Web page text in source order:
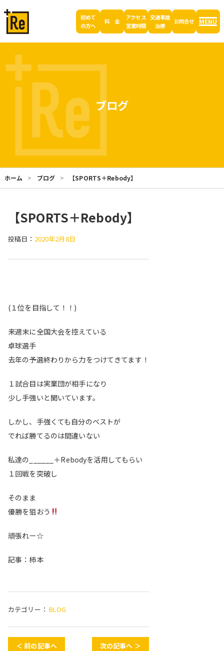
初めて
の方へ
料 金
アクセス
営業時間
交通事故
治療
お問合せ MENU
ブログ
ホーム ブログ 【SPORTS＋Rebody】
【SPORTS＋Rebody】
投稿日： 2020年2月8日
(１位を目指して！！)
来週末に全国大会を控えている
卓球選手
去年の予選終わりから力をつけてきてます！
１試合目は実業団が相手になり
少し手強いと聞いています。
しかし、手強くても自分のベストが
でれば勝てるのは間違いない
私達の______＋Rebodyを活用してもらい
１回戦を突破し
そのまま
優勝を狙おう
頑張れー☆
記事：柿本
カテゴリー： BLOG
＜ 前の記事へ 次の記事へ ＞